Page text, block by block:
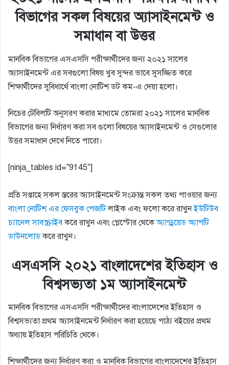
বিভাগের সকল বিষয়ের অ্যাসাইনমেন্ট ও
সমাধান বা উত্তর
মানবিক বিভাগের এসএসসি পরীক্ষার্থীদের জন্য ২০২১ সালের
অ্যাসাইনমেন্ট এর সবগুলো বিষয় খুব সুন্দর ভাবে সুসজ্জিত করে
শিক্ষার্থীদের সুবিধার্থে বাংলা নোটিশ ডট কম-এ দেয়া হলো।
নিচের টেবিলটি অনুসরণ করার মাধ্যমে তোমরা ২০২১ সালের মানবিক
বিভাগের জন্য নির্ধারণ করা সব গুলো বিষয়ের অ্যাসাইনমেন্ট ও সেগুলোর
উত্তর সমাধান দেখে নিতে পারো।
[ninja_tables id=”9145″]
প্রতি সপ্তাহে সকল স্তরের অ্যাসাইনমেন্ট সংক্রান্ত সকল তথ্য পাওয়ার জন্য
বাংলা নোটিশ এর ফেসবুক পেজটিলাইক এবং ফলো করে রাখুনইউটিউব
চ্যানেল সাবস্ক্রাইবকরে রাখুন এবং প্লেস্টোর থেকেঅ্যান্ড্রয়েড অ্যাপটি
ডাউনলোডকরে রাখুন।
এসএসসি ২০২১ বাংলাদেশের ইতিহাস ও
বিশ্বসভ্যতা ১ম অ্যাসাইনমেন্ট
মানবিক বিভাগের এসএসসি পরীক্ষার্থীদের বাংলাদেশের ইতিহাস ও
বিশ্বসভ্যতা প্রথম অ্যাসাইনমেন্ট নির্ধারণ করা হয়েছে পাঠ্য বইয়ের প্রথম
অধ্যায় ইতিহাস পরিচিতি থেকে।
শিক্ষার্থীদের জন্য নির্ধারণ করা ও মানবিক বিভাগের বাংলাদেশের ইতিহাস